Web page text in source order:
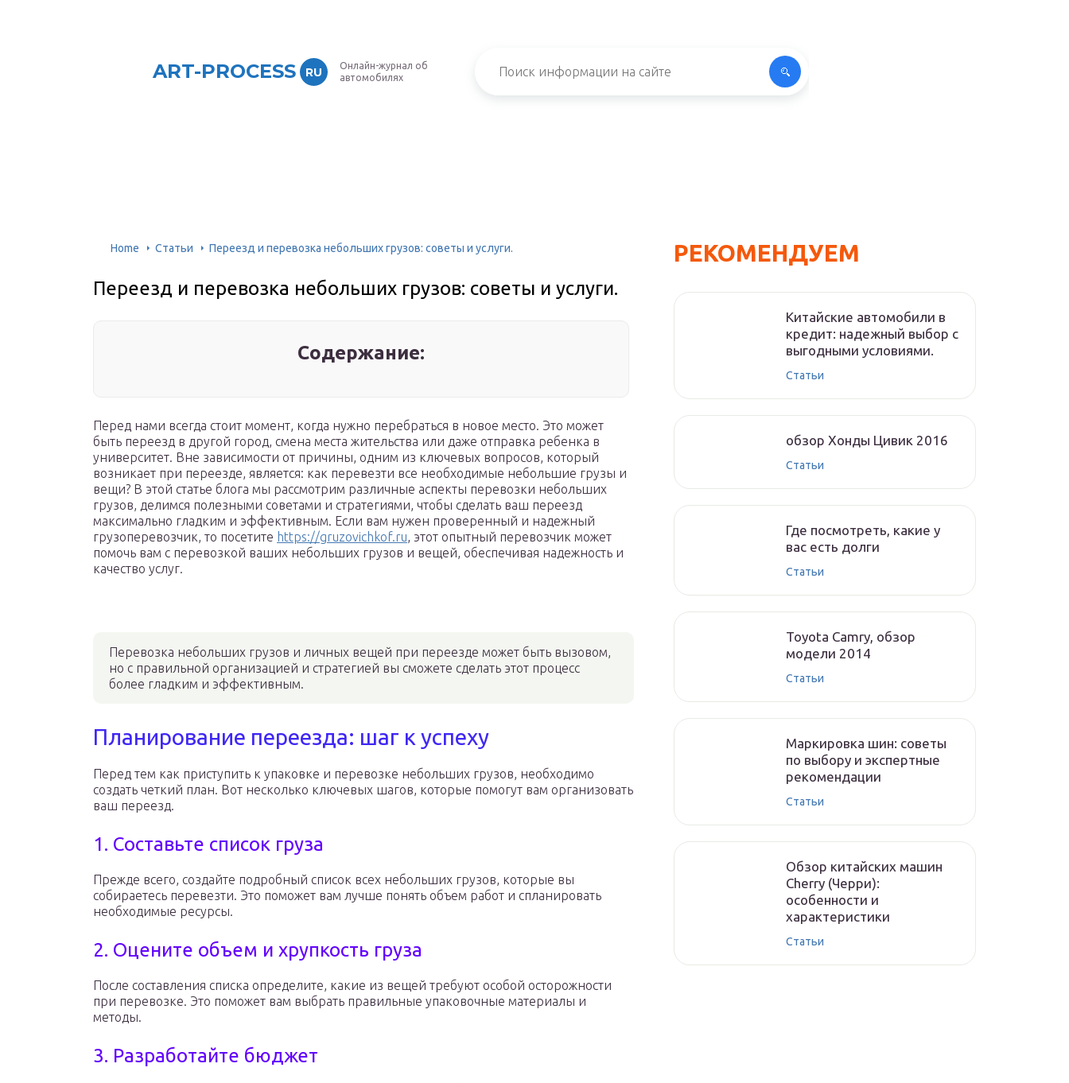
ART-PROCESS RU
Онлайн-журнал об
автомобилях
Home Статьи Переезд и перевозка небольших грузов: советы и услуги.
Переезд и перевозка небольших грузов: советы и услуги.
Содержание:
Перед нами всегда стоит момент, когда нужно перебраться в новое место. Это может
быть переезд в другой город, смена места жительства или даже отправка ребенка в
университет. Вне зависимости от причины, одним из ключевых вопросов, который
возникает при переезде, является: как перевезти все необходимые небольшие грузы и
вещи? В этой статье блога мы рассмотрим различные аспекты перевозки небольших
грузов, делимся полезными советами и стратегиями, чтобы сделать ваш переезд
максимально гладким и эффективным. Если вам нужен проверенный и надежный
грузоперевозчик, то посетите https://gruzovichkof.ru, этот опытный перевозчик может
помочь вам с перевозкой ваших небольших грузов и вещей, обеспечивая надежность и
качество услуг.
Перевозка небольших грузов и личных вещей при переезде может быть вызовом,
но с правильной организацией и стратегией вы сможете сделать этот процесс
более гладким и эффективным.
Планирование переезда: шаг к успеху
Перед тем как приступить к упаковке и перевозке небольших грузов, необходимо
создать четкий план. Вот несколько ключевых шагов, которые помогут вам организовать
ваш переезд.
1. Составьте список груза
Прежде всего, создайте подробный список всех небольших грузов, которые вы
собираетесь перевезти. Это поможет вам лучше понять объем работ и спланировать
необходимые ресурсы.
2. Оцените объем и хрупкость груза
После составления списка определите, какие из вещей требуют особой осторожности
при перевозке. Это поможет вам выбрать правильные упаковочные материалы и
методы.
3. Разработайте бюджет
РЕКОМЕНДУЕМ
Китайские автомобили в
кредит: надежный выбор с
выгодными условиями.
Статьи
обзор Хонды Цивик 2016
Статьи
Где посмотреть, какие у
вас есть долги
Статьи
Toyota Camry, обзор
модели 2014
Статьи
Маркировка шин: советы
по выбору и экспертные
рекомендации
Статьи
Обзор китайских машин
Cherry (Черри):
особенности и
характеристики
Статьи